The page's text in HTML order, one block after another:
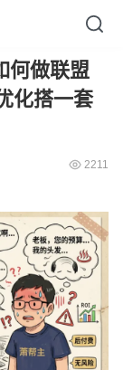
何做联盟
化搭一套
2211